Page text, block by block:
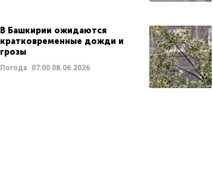
В Башкирии ожидаются
кратковременные дожди и
грозы
Погода 07:0008.06.2026